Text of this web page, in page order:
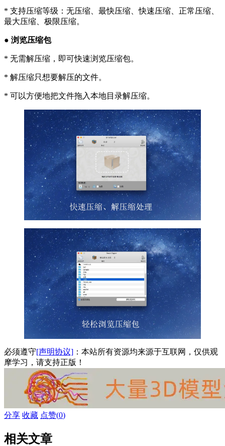
* 支持压缩等级：无压缩、最快压缩、快速压缩、正常压缩、
最大压缩、极限压缩。
● 浏览压缩包
* 无需解压缩，即可快速浏览压缩包。
* 解压缩只想要解压的文件。
* 可以方便地把文件拖入本地目录解压缩。
必须遵守[声明协议] ：本站所有资源均来源于互联网，仅供观
摩学习，请支持正版！
分享 收藏 点赞(0)
相关文章